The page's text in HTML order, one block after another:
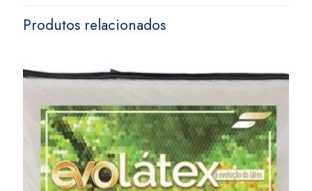
Produtos relacionados